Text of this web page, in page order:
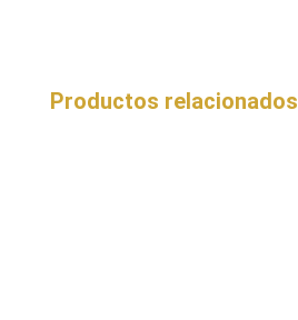
Productos relacionados